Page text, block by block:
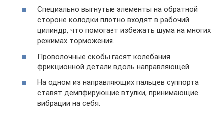
Специально выгнутые элементы на обратной
стороне колодки плотно входят в рабочий
цилиндр, что помогает избежать шума на многих
режимах торможения.
Проволочные скобы гасят колебания
фрикционной детали вдоль направляющей.
На одном из направляющих пальцев суппорта
ставят демпфирующие втулки, принимающие
вибрации на себя.